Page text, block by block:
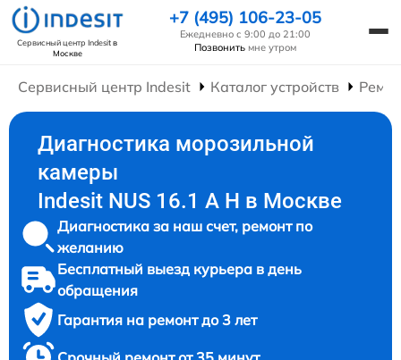
Сервисный центр Indesitв
Москве
+7 (495) 106-23-05
Ежедневно с 9:00 до 21:00
Позвонить мне утром
Сервисный центр Indesit Каталог устройств
Диагностика морозильной
камеры
Indesit NUS 16.1 A H в Москве
Диагностика за наш счет, ремонт по
желанию
Бесплатный выезд курьера в день
обращения
Гарантия на ремонт до 3 лет